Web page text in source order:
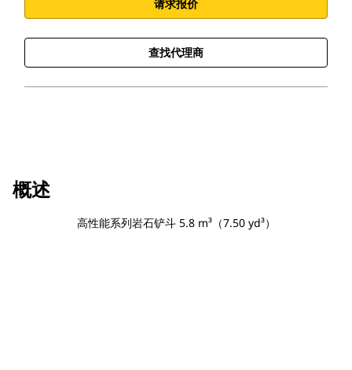
请求报价
查找代理商
概述
高性能系列岩石铲斗 5.8 m³（7.50 yd³）